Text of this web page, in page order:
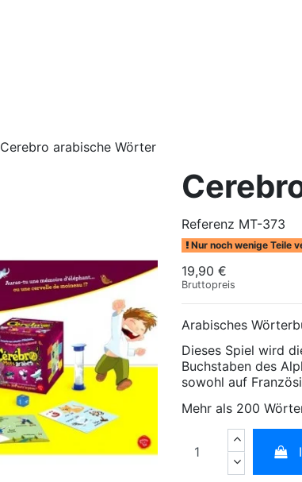
Cerebro arabische Wörter
Referenz MT-373
Nur noch wenige Teile
19,90 €
Bruttopreis
Arabisches
Dieses Spiel wird
Buchstaben des
sowohl auf
Mehr als 200